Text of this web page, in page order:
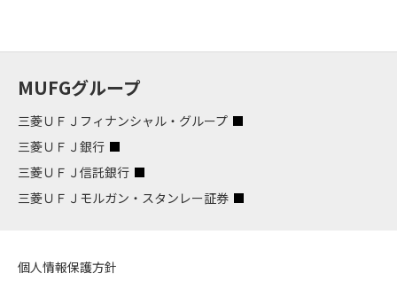
MUFGグループ
三菱ＵＦＪフィナンシャル・グループ
三菱ＵＦＪ銀行
三菱ＵＦＪ信託銀行
三菱ＵＦＪモルガン・スタンレー証券
個人情報保護方針